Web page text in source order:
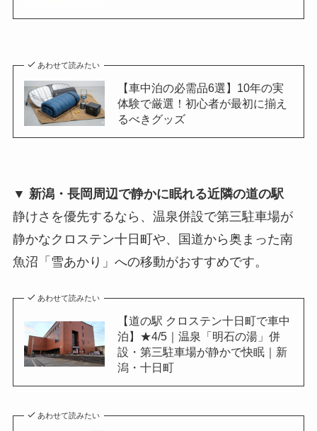
あわせて読みたい
【車中泊の必需品6選】10年の実
体験で厳選！初心者が最初に揃え
るべきグッズ
▼ 新潟・長岡周辺で静かに眠れる近隣の道の駅
静けさを優先するなら、温泉併設で第三駐車場が
静かなクロステン十日町や、国道から奥まった南
魚沼「雪あかり」への移動がおすすめです。
あわせて読みたい
【道の駅 クロステン十日町で車中
泊】★4/5｜温泉「明石の湯」併
設・第三駐車場が静かで快眠｜新
潟・十日町
あわせて読みたい